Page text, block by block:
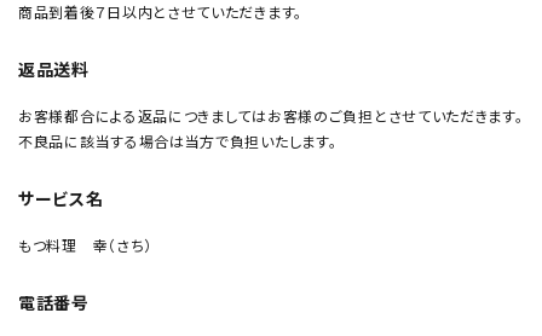
商品到着後７日以内とさせていただきます。
返品送料
お客様都合による返品につきましてはお客様のご負担とさせていただきます。
不良品に該当する場合は当方で負担いたします。
サービス名
もつ料理 幸（さち）
電話番号